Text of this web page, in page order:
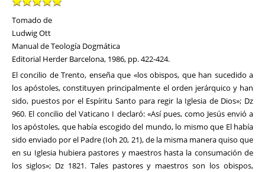
Tomado de
Ludwig Ott
Manual de Teología Dogmática
Editorial Herder Barcelona, 1986, pp. 422-424.
El concilio de Trento, enseña que «los obispos, que han sucedido a
los apóstoles, constituyen principalmente el orden jerárquico y han
sido, puestos por el Espíritu Santo para regir la Iglesia de Dios»; Dz
960. El concilio del Vaticano I declaró: «Así pues, como Jesús envió a
los apóstoles, que había escogido del mundo, lo mis­mo que El había
sido enviado por el Padre (Ioh 20, 21), de la misma manera quiso que
en su Iglesia hubiera pastores y maestros hasta la consumación de
los siglos»; Dz 1821. Tales pastores y maestros son los obispos,